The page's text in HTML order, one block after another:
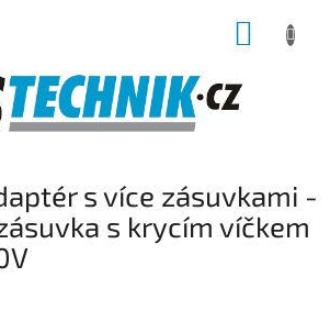
s více zásuvkami -
s krycím víčkem